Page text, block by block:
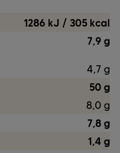
1286 kJ / 305 kcal
7,9 g
4,7 g
50 g
8,0 g
7,8 g
1,4 g